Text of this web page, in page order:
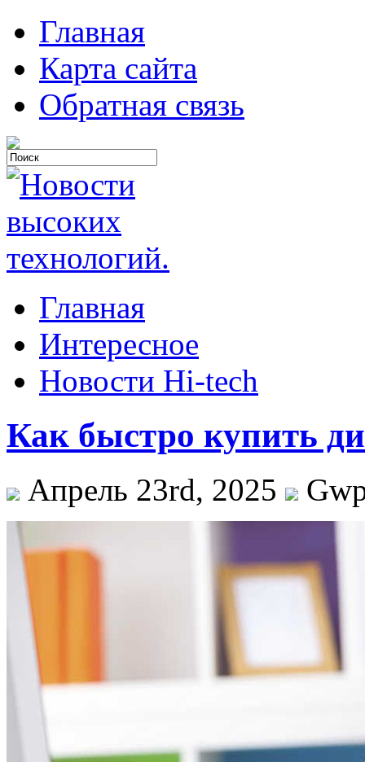
Главная
Карта сайта
Обратная связь
Главная
Интересное
Новости Hi-tech
Как быстро купить
Апрель 23rd, 2025